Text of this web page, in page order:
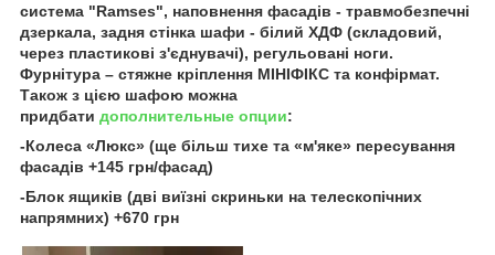
система "Ramses", наповнення фасадів - травмобезпечні
дзеркала, задня стінка шафи - білий ХДФ (складовий,
через пластикові з'єднувачі), регульовані ноги.
Фурнітура – ​​стяжне кріплення МІНІФІКС та конфірмат.
Також з цією шафою можна
придбати дополнительные опции:
-Колеса «Люкс» (ще більш тихе та «м'яке» пересування
фасадів +145 грн/фасад)
-Блок ящиків (дві виїзні скриньки на телескопічних
напрямних) +670 грн